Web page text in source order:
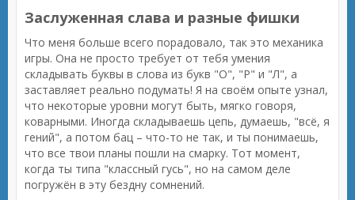
Заслуженная слава и разные фишки
Что меня больше всего порадовало, так это механика
игры. Она не просто требует от тебя умения
складывать буквы в слова из букв "О", "Р" и "Л", а
заставляет реально подумать! Я на своём опыте узнал,
что некоторые уровни могут быть, мягко говоря,
коварными. Иногда складываешь цепь, думаешь, "всё, я
гений", а потом бац – что-то не так, и ты понимаешь,
что все твои планы пошли на смарку. Тот момент,
когда ты типа "классный гусь", но на самом деле
погружён в эту бездну сомнений.